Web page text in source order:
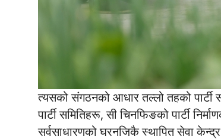
त्यसको संगठनको आधार तल्लो तहको
पार्टी समितिहरू, सी चिनफिङको पार्टी
सर्वसाधारणको घरनजिकै स्थापित सेवा